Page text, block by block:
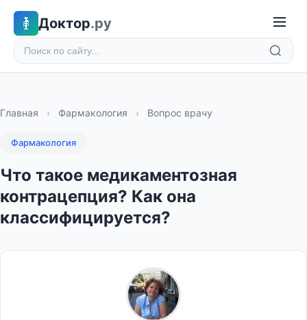
Доктор.ру
Главная › Фармакология › Вопрос врачу
Фармакология
Что такое медикаментозная
контрацепция? Как она
классифицируется?